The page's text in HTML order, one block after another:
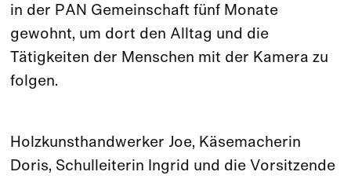
in der PAN Gemeinschaft fünf Monate
gewohnt, um dort den Alltag und die
Tätigkeiten der Menschen mit der Kamera zu
folgen.
Holzkunsthandwerker Joe, Käsemacherin
Doris, Schulleiterin Ingrid und die Vorsitzende